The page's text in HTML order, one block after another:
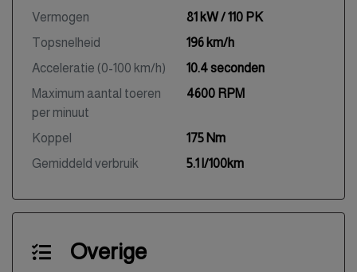
Vermogen
81 kW / 110 PK
Topsnelheid
196 km/h
Acceleratie (0-100 km/h)
10.4 seconden
Maximum aantal toeren
per minuut
4600 RPM
Koppel
175 Nm
Gemiddeld verbruik
5.1 l/100km
Overige